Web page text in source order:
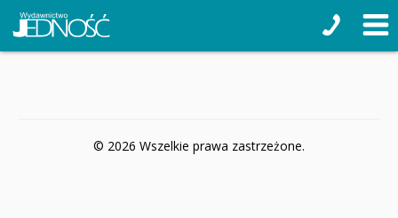
© 2026 Wszelkie prawa zastrzeżone.